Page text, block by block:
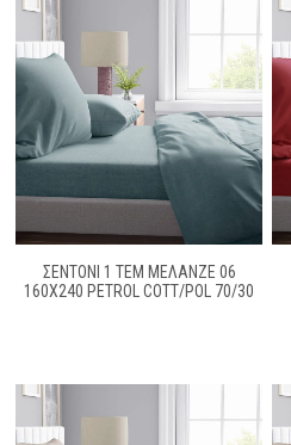
ΣΕΝΤΟΝΙ 1 ΤΕΜ ΜΕΛΑΝΖΈ 06
160X240 PETROL COTT/POL 70/30